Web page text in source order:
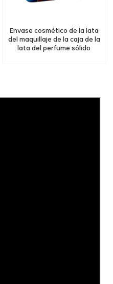
Envase cosmético de la lata
del maquillaje de la caja de la
lata del perfume sólido